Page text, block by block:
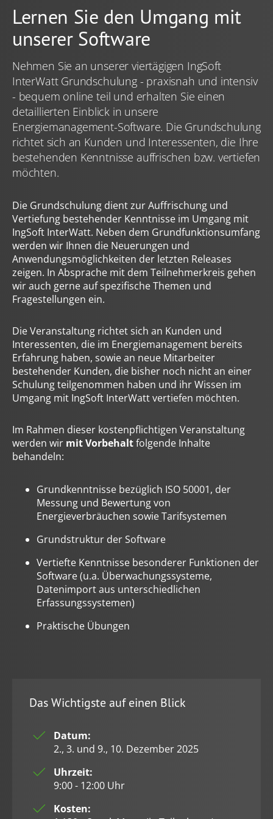
können Sie jederzeit mit Wirkung für die Zukunft in
Datenschutzerklärung
widerrufen. Technisch
notwendige Dienste (beispielsweise Cookies für diese
einsetzen.
Lernen Sie den Umgang mit
unserer Software
Nehmen Sie an unserer viertägigen IngSoft
InterWatt Grundschulung - praxisnah und intensiv
- bequem online teil und erhalten Sie einen
detaillierten Einblick in unsere
Energiemanagement-Software. Die Grundschulung
richtet sich an Kunden und Interessenten, die Ihre
bestehenden Kenntnisse auffrischen bzw. vertiefen
möchten.
Die Grundschulung dient zur Auffrischung und
Vertiefung bestehender Kenntnisse im Umgang mit
IngSoft InterWatt. Neben dem Grundfunktionsumfang
werden wir Ihnen die Neuerungen und
Anwendungsmöglichkeiten der letzten Releases
zeigen. In Absprache mit dem Teilnehmerkreis gehen
wir auch gerne auf spezifische Themen und
Fragestellungen ein.
Die Veranstaltung richtet sich an Kunden und
Interessenten, die im Energiemanagement bereits
Erfahrung haben, sowie an neue Mitarbeiter
bestehender Kunden, die bisher noch nicht an einer
Schulung teilgenommen haben und ihr Wissen im
Umgang mit IngSoft InterWatt vertiefen möchten.
Im Rahmen dieser kostenpflichtigen Veranstaltung
werden wir mit Vorbehaltfolgende Inhalte
behandeln:
Grundkenntnisse bezüglich ISO 50001, der
Messung und Bewertung von
Energieverbräuchen sowie Tarifsystemen
Grundstruktur der Software
Vertiefte Kenntnisse besonderer Funktionen der
Software (u.a. Überwachungssysteme,
Datenimport aus unterschiedlichen
Erfassungssystemen)
Praktische Übungen
Das Wichtigste auf einen Blick
Datum:
2., 3. und 9., 10. Dezember 2025
Uhrzeit:
9:00 - 12:00 Uhr
Kosten: